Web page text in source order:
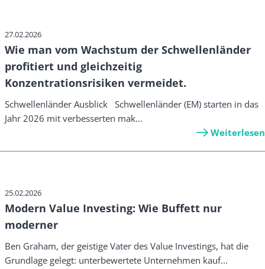
27.02.2026
Wie man vom Wachstum der Schwellenländer
profitiert und gleichzeitig
Konzentrationsrisiken vermeidet.
Schwellenländer Ausblick Schwellenländer (EM) starten in das
Jahr 2026 mit verbesserten mak...
Weiterlesen
25.02.2026
Modern Value Investing: Wie Buffett nur
moderner
Ben Graham, der geistige Vater des Value Investings, hat die
Grundlage gelegt: unterbewertete Unternehmen kauf...